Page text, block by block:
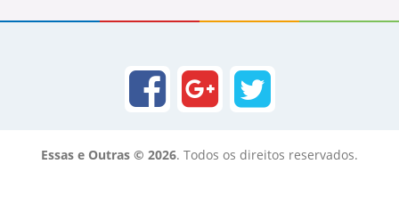
Essas e Outras © 2026. Todos os direitos reservados.